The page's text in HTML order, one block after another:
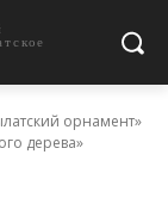
орнамент»
дерева»